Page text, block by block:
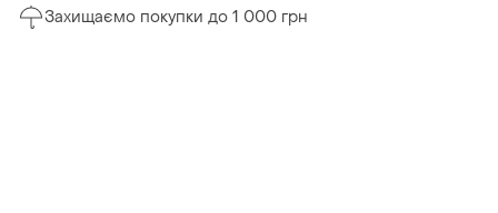
Захищаємо покупки до 1 000 грн